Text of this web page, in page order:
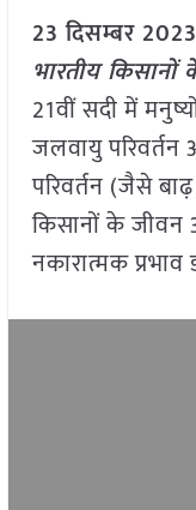
23 दिसम्बर
भारतीय
21वीं सदी में
जलवायु परिवर्तन
परिवर्तन (जैसे
किसानों के
नकारात्मक प्रभाव